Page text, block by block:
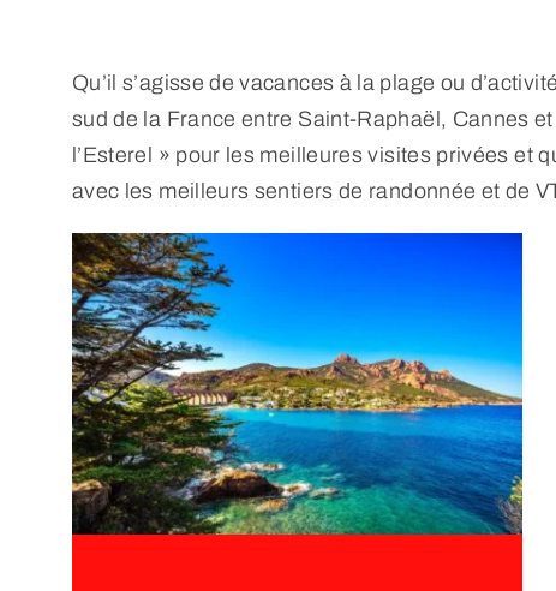
Qu’il s’agisse de vacances à la plage ou
sud de la France entre Saint-Raphaël, Cannes
l’Esterel » pour les meilleures visites privées et
avec les meilleurs sentiers de randonnée et de